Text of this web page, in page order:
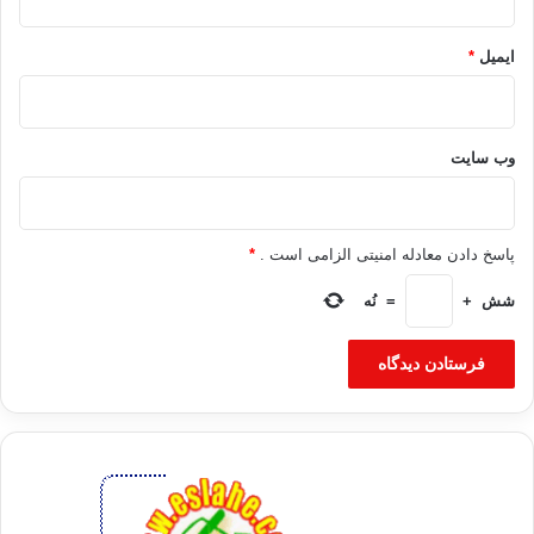
ایمیل *
وب‌ سایت
پاسخ دادن معادله امنیتی الزامی است . *
شش +
= نُه